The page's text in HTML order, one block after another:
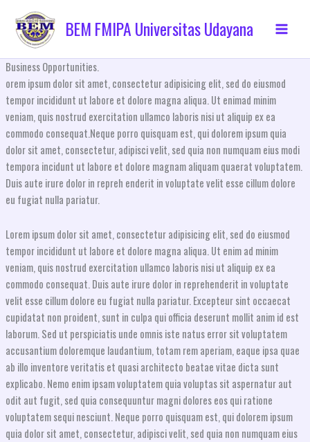
content
BEM FMIPA Universitas Udayana
Business Opportunities.
orem ipsum dolor sit amet, consectetur adipisicing elit, sed do eiusmod
tempor incididunt ut labore et dolore magna aliqua. Ut enimad minim
veniam, quis nostrud exercitation ullamco laboris nisi ut aliquip ex ea
commodo consequat.Neque porro quisquam est, qui dolorem ipsum quia
dolor sit amet, consectetur, adipisci velit, sed quia non numquam eius modi
tempora incidunt ut labore et dolore magnam aliquam quaerat voluptatem.
Duis aute irure dolor in repreh enderit in voluptate velit esse cillum dolore
eu fugiat nulla pariatur.
Lorem ipsum dolor sit amet, consectetur adipisicing elit, sed do eiusmod
tempor incididunt ut labore et dolore magna aliqua. Ut enim ad minim
veniam, quis nostrud exercitation ullamco laboris nisi ut aliquip ex ea
commodo consequat. Duis aute irure dolor in reprehenderit in voluptate
velit esse cillum dolore eu fugiat nulla pariatur. Excepteur sint occaecat
cupidatat non proident, sunt in culpa qui officia deserunt mollit anim id est
laborum. Sed ut perspiciatis unde omnis iste natus error sit voluptatem
accusantium doloremque laudantium, totam rem aperiam, eaque ipsa quae
ab illo inventore veritatis et quasi architecto beatae vitae dicta sunt
explicabo. Nemo enim ipsam voluptatem quia voluptas sit aspernatur aut
odit aut fugit, sed quia consequuntur magni dolores eos qui ratione
voluptatem sequi nesciunt. Neque porro quisquam est, qui dolorem ipsum
quia dolor sit amet, consectetur, adipisci velit, sed quia non numquam eius